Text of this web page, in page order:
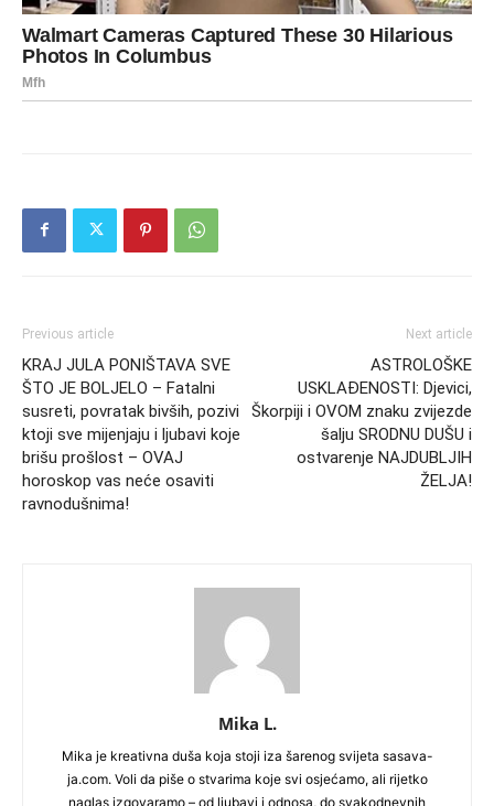
Previous article
KRAJ JULA PONIŠTAVA SVE
ŠTO JE BOLJELO – Fatalni
susreti, povratak bivših, pozivi
ktoji sve mijenjaju i ljubavi koje
brišu prošlost – OVAJ
horoskop vas neće osaviti
ravnodušnima!
Next article
ASTROLOŠKE
USKLAĐENOSTI: Djevici,
Škorpiji i OVOM znaku zvijezde
šalju SRODNU DUŠU i
ostvarenje NAJDUBLJIH
ŽELJA!
Mika L.
Mika je kreativna duša koja stoji iza šarenog svijeta sasava-
ja.com. Voli da piše o stvarima koje svi osjećamo, ali rijetko
naglas izgovaramo – od ljubavi i odnosa, do svakodnevnih